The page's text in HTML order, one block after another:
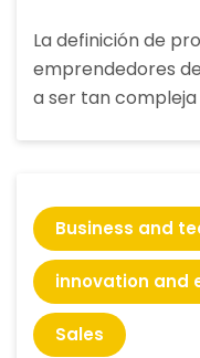
La definición de
emprendedores
a ser tan compleja
Business and
innovation and
Sales